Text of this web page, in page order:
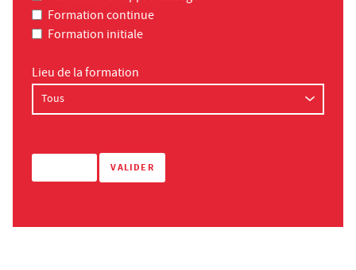
Formation continue
Formation initiale
Lieu de la formation